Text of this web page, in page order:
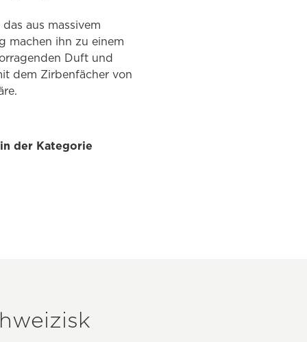
aus massivem
machen ihn zu einem
Duft und
dem Zirbenfächer von
der Kategorie